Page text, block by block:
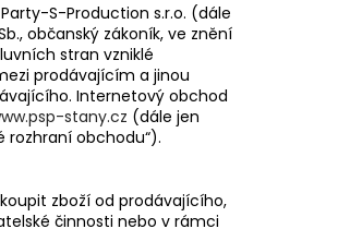
S-Production s.r.o. (dále
občanský zákoník, ve znění
stran vzniklé
prodávajícím a jinou
Internetový obchod
stany.cz (dále jen
rozhraní obchodu“).
zboží od prodávajícího,
činnosti nebo v rámci